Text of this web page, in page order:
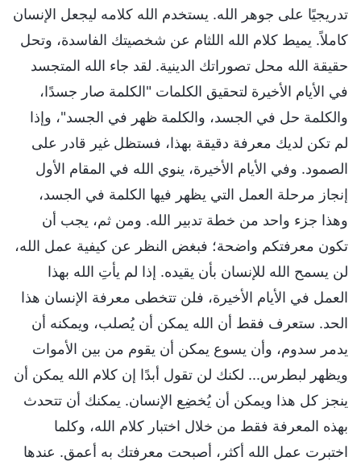
تدريجيًا على جوهر الله. يستخدم الله كلامه ليجعل الإنسان
كاملاً. يميط كلام الله اللثام عن شخصيتك الفاسدة، وتحل
حقيقة الله محل تصوراتك الدينية. لقد جاء الله المتجسد
في الأيام الأخيرة لتحقيق الكلمات "الكلمة صار جسدًا،
والكلمة حل في الجسد، والكلمة ظهر في الجسد"، وإذا
لم تكن لديك معرفة دقيقة بهذا، فستظل غير قادر على
الصمود. وفي الأيام الأخيرة، ينوي الله في المقام الأول
إنجاز مرحلة العمل التي يظهر فيها الكلمة في الجسد،
وهذا جزء واحد من خطة تدبير الله. ومن ثم، يجب أن
تكون معرفتكم واضحة؛ فبغض النظر عن كيفية عمل الله،
لن يسمح الله للإنسان بأن يقيده. إذا لم يأتِ الله بهذا
العمل في الأيام الأخيرة، فلن تتخطى معرفة الإنسان هذا
الحد. ستعرف فقط أن الله يمكن أن يُصلب، ويمكنه أن
يدمر سدوم، وأن يسوع يمكن أن يقوم من بين الأموات
ويظهر لبطرس... لكنك لن تقول أبدًا إن كلام الله يمكن أن
ينجز كل هذا ويمكن أن يُخضِع الإنسان. يمكنك أن تتحدث
بهذه المعرفة فقط من خلال اختبار كلام الله، وكلما
اختبرت عمل الله أكثر، أصبحت معرفتك به أعمق. عندها